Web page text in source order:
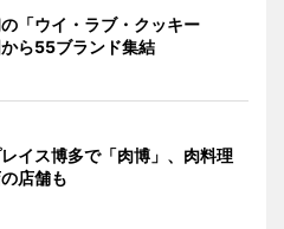
「ウイ・ラブ・クッキー
ら55ブランド集結
イス博多で「肉博」、肉料理
店舗も